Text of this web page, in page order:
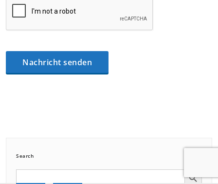
Search
Search
for: